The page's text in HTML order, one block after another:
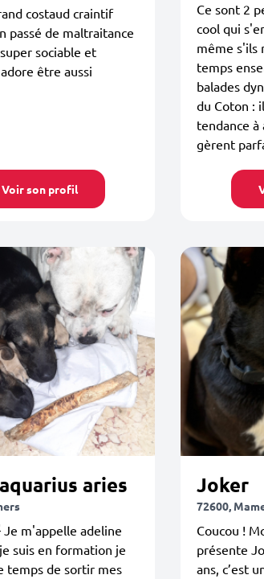
costaud craintif
passé de maltraitance
sociable et
être aussi
Voir son profil
Ce sont 2
cool qui
même s'ils
temps
balades
du Coton :
tendance à
gèrent
aries
Je m'appelle adeline
suis en formation je
temps de sortir mes
Joker
72600,
Coucou !
présente
ans, c’est